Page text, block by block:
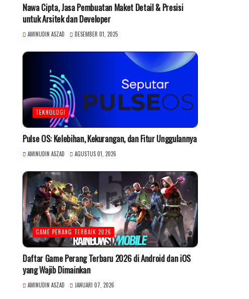
Nawa Cipta, Jasa Pembuatan Maket Detail & Presisi
untuk Arsitek dan Developer
AMINUDIN ASZAD DESEMBER 01, 2025
TEKNOLOGI
Pulse OS: Kelebihan, Kekurangan, dan Fitur Unggulannya
AMINUDIN ASZAD AGUSTUS 01, 2026
GAME PERANG TERBAIK 2026
Daftar Game Perang Terbaru 2026 di Android dan iOS
yang Wajib Dimainkan
AMINUDIN ASZAD JANUARI 07, 2026